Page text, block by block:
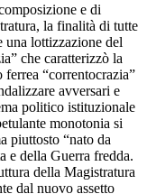
e di
la finalità di tutte
una lottizzazione del
che caratterizzò la
“correntocrazia”
avversari e
politico istituzionale
monotonia si
piuttosto “nato da
e della Guerra fredda.
della Magistratura
dal nuovo assetto